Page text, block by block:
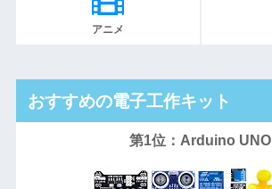
アニメ
おすすめの電子工作キット
第1位：Arduino UNO